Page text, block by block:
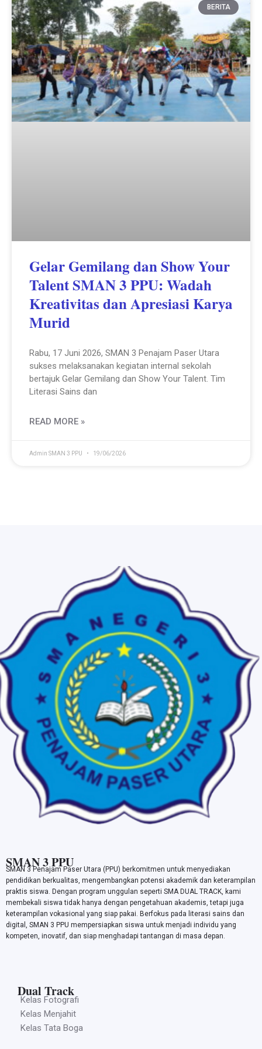
BERITA
Gelar Gemilang dan Show Your
Talent SMAN 3 PPU: Wadah
Kreativitas dan Apresiasi Karya
Murid
Rabu, 17 Juni 2026, SMAN 3 Penajam Paser Utara
sukses melaksanakan kegiatan internal sekolah
bertajuk Gelar Gemilang dan Show Your Talent. Tim
Literasi Sains dan
READ MORE »
Admin SMAN 3 PPU 19/06/2026
SMAN 3 PPU
SMAN 3 Penajam Paser Utara (PPU) berkomitmen untuk menyediakan
pendidikan berkualitas, mengembangkan potensi akademik dan keterampilan
praktis siswa. Dengan program unggulan seperti SMA DUAL TRACK, kami
membekali siswa tidak hanya dengan pengetahuan akademis, tetapi juga
keterampilan vokasional yang siap pakai. Berfokus pada literasi sains dan
digital, SMAN 3 PPU mempersiapkan siswa untuk menjadi individu yang
kompeten, inovatif, dan siap menghadapi tantangan di masa depan.
Dual Track
Kelas Fotografi
Kelas Menjahit
Kelas Tata Boga